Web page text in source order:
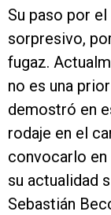
Su paso por el
sorpresivo,
fugaz.
no es una
demostró en
rodaje en el
convocarlo
su actualidad
Sebastián